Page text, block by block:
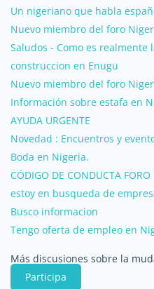
Un nigeriano que habla
Nuevo miembro del foro
Saludos - Como es realmente
construccion en Enugu
Nuevo miembro del foro
Información sobre estafa en
AYUDA URGENTE
Novedad : Encuentros y
Boda en Nigeria.
CÓDIGO DE CONDUCTA FORO
estoy en busqueda de
Busco informacion
Tengo oferta de empleo en
Más discusiones sobre la
Participa